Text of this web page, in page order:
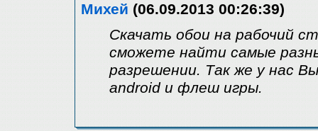
Михей (06.09.2013 00:26:39)
Скачать обои на рабочий
сможете найти самые
разрешении. Так же у нас
android и флеш игры.